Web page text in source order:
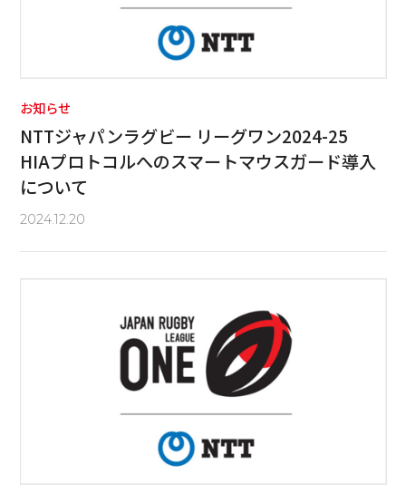
お知らせ
NTTジャパンラグビー リーグワン2024-25
HIAプロトコルへのスマートマウスガード導入
について
2024.12.20